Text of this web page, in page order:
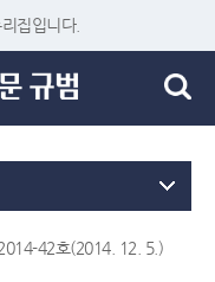
집입니다.
42호(2014. 12. 5.)